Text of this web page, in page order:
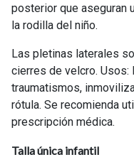
posterior que aseguran
la rodilla del niño.
Las pletinas laterales
cierres de velcro.
traumatismos,
rótula. Se recomienda
prescripción médica.
Talla única infantil